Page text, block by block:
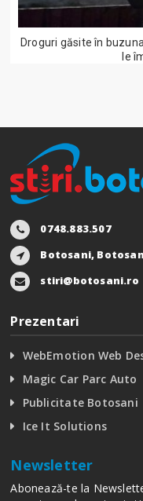
Droguri găsite în
le
0748.883.507
Botosani,
stiri@botosani.ro
Prezentari
WebEmotion Web
Magic Car Parc Auto
Publicitate Botosani
Ice It Solutions
Newsletter
Abonează-te la